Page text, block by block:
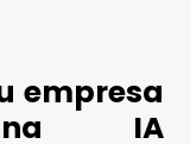
empresa
IA